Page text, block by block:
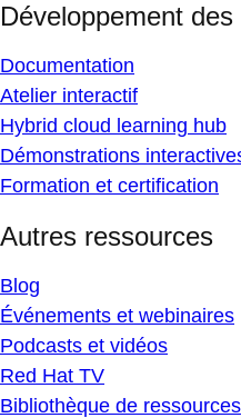
Développement
Documentation
Atelier interactif
Hybrid cloud learning hub
Démonstrations
Formation et certification
Autres ressources
Blog
Événements et webinaires
Podcasts et vidéos
Red Hat TV
Bibliothèque de ressources